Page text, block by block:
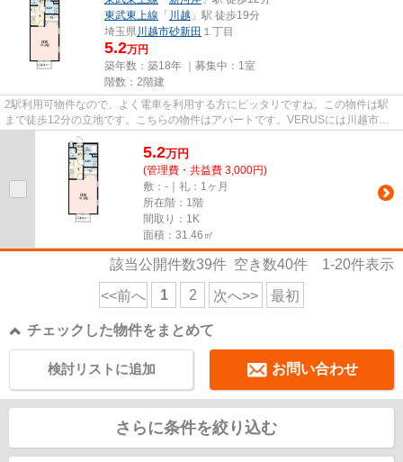
東武東上線 「 川越 」駅 徒歩19分
埼玉県川越市砂新田 １丁目
5.2万円
築年数：築18年 ｜募集中： 1室
階数：2階建
2駅利用可物件なので、よく電車を利用する方にピッタリですね。この物件は駅
まで徒歩12分の立地です。こちらの物件はアパートです。VERUSには川越市エ
リアの賃貸情報がございます。お...
5.2万円
(管理費・共益費 3,000円)
敷：-｜礼：1ヶ月
所在階：1階
間取り：1K
面積：31.46㎡
該当公開件数39件 空き数40件 1-20件表示
<<前へ 1 2 次へ>> 最初
チェックした物件をまとめて
お問い合わせ
検討リストに追加
さらに条件を絞り込む